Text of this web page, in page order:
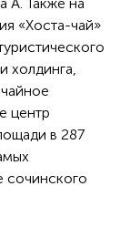
«Хоста-чай»
холдинга,
центр
в 287
сочинского